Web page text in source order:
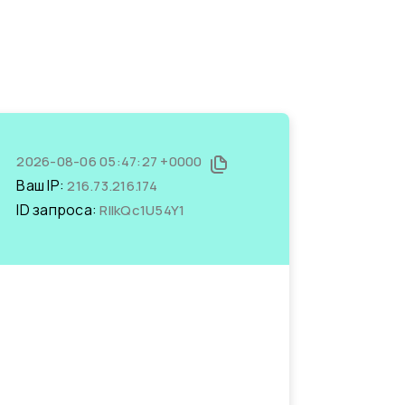
2026-08-06 05:47:27 +0000
Ваш IP:216.73.216.174
ID запроса:RlIkQc1U54Y1